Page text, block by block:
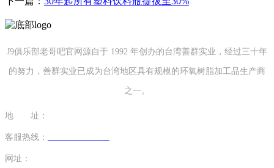
J9俱乐部老哥吧官网源自于 1992 年创办的台湾善群实业，经过三十年
的努力，善群实业已成为台湾地区具有规模的环氧树脂加工品生产商
之一。
地 址：
客服热线：
网址：